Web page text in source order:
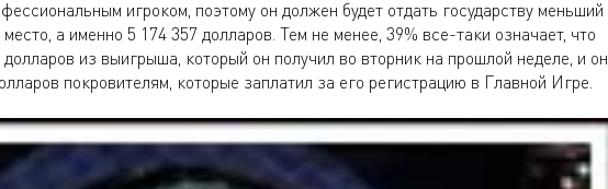
игроком, поэтому он должен будет отдать государству меньший
а именно 5 174 357 долларов. Тем не менее, 39% все-таки означает, что
из выигрыша, который он получил во вторник на прошлой неделе, и он
покровителям, которые заплатил за его регистрацию в Главной Игре.